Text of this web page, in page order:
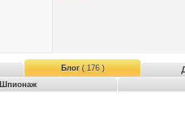
Блог( 176 )
Шпионаж